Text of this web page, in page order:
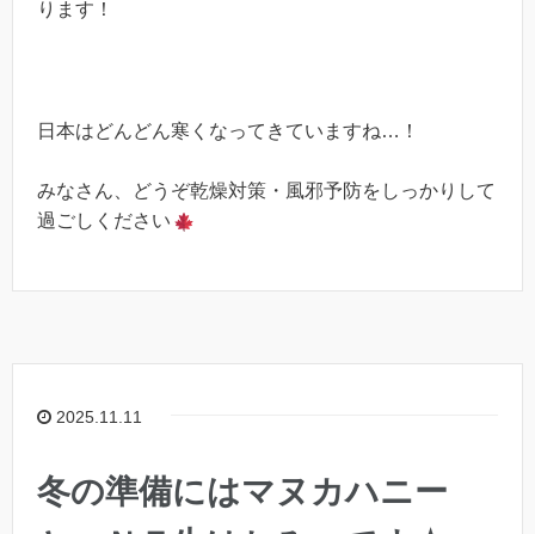
ります！
日本はどんどん寒くなってきていますね…！
みなさん、どうぞ乾燥対策・風邪予防をしっかりして
過ごしください
2025.11.11
冬の準備にはマヌカハニー